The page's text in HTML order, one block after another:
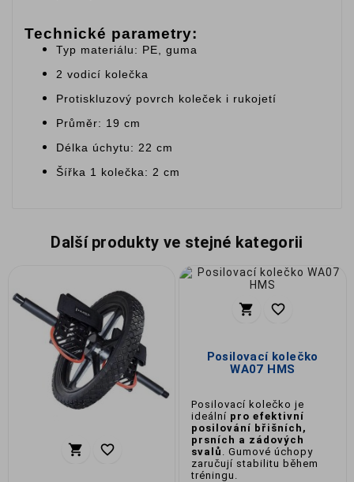
Technické parametry:
Typ materiálu: PE, guma
2 vodicí kolečka
Protiskluzový povrch koleček i rukojetí
Průměr: 19 cm
Délka úchytu: 22 cm
Šířka 1 kolečka: 2 cm
Další produkty ve stejné kategorii
 
 
Posilovací kolečko
WA07 HMS
Posilovací kolečko je
ideální pro efektivní
posilování břišních,
prsních a zádových
svalů
. Gumové úchopy
zaručují stabilitu během
tréningu.